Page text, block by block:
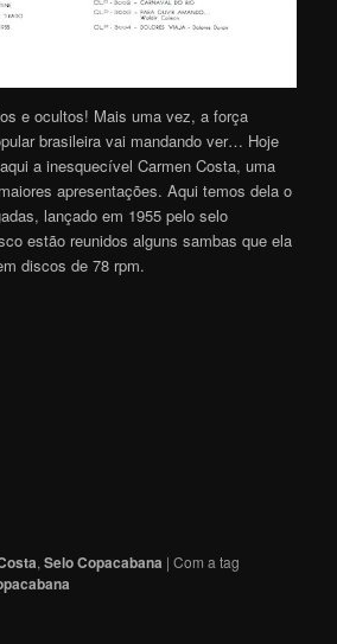
e ocultos! Mais uma vez, a força
brasileira vai mandando ver… Hoje
a inesquecível Carmen Costa, uma
apresentações. Aqui temos dela o
lançado em 1955 pelo selo
estão reunidos alguns sambas que ela
discos de 78 rpm.
,Selo Copacabana |Com a tag